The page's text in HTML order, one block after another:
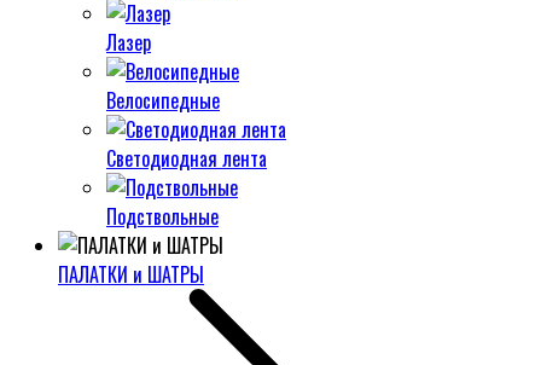
Лазер
Велосипедные
Светодиодная лента
Подствольные
ПАЛАТКИ и ШАТРЫ